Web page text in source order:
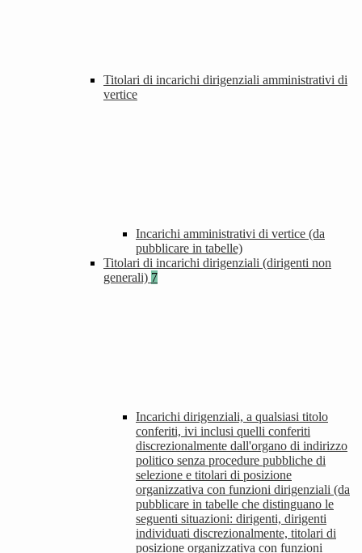
Titolari di incarichi dirigenziali amministrativi di
vertice
Incarichi amministrativi di vertice (da
pubblicare in tabelle)
Titolari di incarichi dirigenziali (dirigenti non
generali) 7
Incarichi dirigenziali, a qualsiasi titolo
conferiti, ivi inclusi quelli conferiti
discrezionalmente dall'organo di indirizzo
politico senza procedure pubbliche di
selezione e titolari di posizione
organizzativa con funzioni dirigenziali (da
pubblicare in tabelle che distinguano le
seguenti situazioni: dirigenti, dirigenti
individuati discrezionalmente, titolari di
posizione organizzativa con funzioni